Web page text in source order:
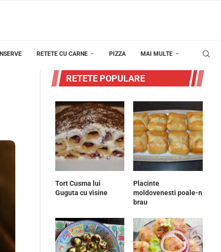
RETETE CU CARNE PIZZA MAI MULTE
RETETE POPULARE
Tort Cusma lui
Guguta cu visine
Placinte
moldovenesti poale-n
brau